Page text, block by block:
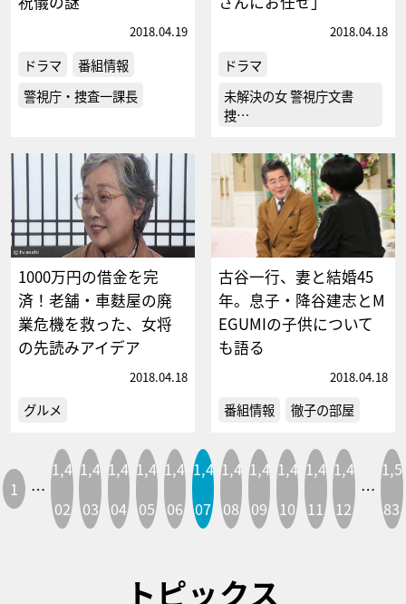
2018.04.19
ドラマ
番組情報
警視庁・捜査一課長
2018.04.18
ドラマ
未解決の女 警視庁文書
捜…
1000万円の借金を完
済！老舗・車麩屋の廃
業危機を救った、女将
の先読みアイデア
2018.04.18
グルメ
古谷一行、妻と結婚45
年。息子・降谷建志とM
EGUMIの子供について
も語る
2018.04.18
番組情報 徹子の部屋
1 …
1,4
02
1,4
03
1,4
04
1,4
05
1,4
06
1,4
07
1,4
08
1,4
09
1,4
10
1,4
11
1,4
12
…
1,5
83
トピックス